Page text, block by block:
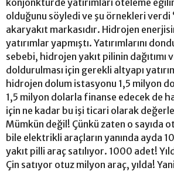
olduğunu söyledi ve şu örnekleri verdi
akaryakıt markasıdır. Hidrojen
yatırımlar yapmıştı. Yatırımlarını
sebebi, hidrojen yakıt pilinin dağıtımı
doldurulması için gerekli altyapı
hidrojen dolum istasyonu 1,5 milyon
1,5 milyon dolarla finanse edecek de
için ne kadar bu işi ticari olarak
Mümkün değil! Çünkü zaten o sayıda
bile elektrikli araçların yanında ayda
yakıt pilli araç satılıyor. 1000 adet!
Çin satıyor otuz milyon araç, yılda!